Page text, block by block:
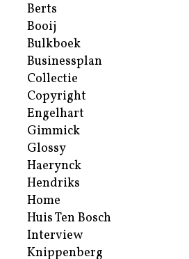
Berts
Booij
Bulkboek
Businessplan
Collectie
Copyright
Engelhart
Gimmick
Glossy
Haerynck
Hendriks
Home
Huis Ten Bosch
Interview
Knippenberg